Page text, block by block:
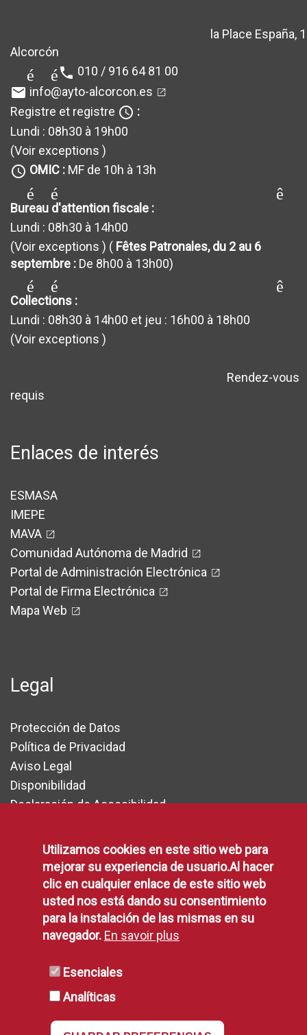
37
172
162
1803
1939
9
3
135
150
153
80
85
1001
1008
39
41
290
307
146
4
3
17
54
84
104
738
799
13
83
76
52
369
444
146
309
250
220
1
61
la Place España, 1
Alcorcón
téléphone 010 / 916 64 81 00
email info@ayto-alcorcon.es
Registre et registre query_builder :
Lundi : 08h30 à 19h00
(Voir exceptions )
query_builder OMIC : MF de 10h à 13h
générateur_de
Bureau d'attention fiscale :
Lundi : 08h30 à 14h00
(Voir exceptions ) ( Fêtes Patronales, du 2 au 6
septembre : De 8h00 à 13h00)
générateur_de
Collections :
Lundi : 08h30 à 14h00 et jeu : 16h00 à 18h00
(Voir exceptions )
Rendez-vous
requis
Enlaces de interés
ESMASA
IMEPE
MAVA
Comunidad Autónoma de Madrid
Portal de Administración Electrónica
Portal de Firma Electrónica
Mapa Web
Legal
Protección de Datos
Política de Privacidad
Aviso Legal
Disponibilidad
Declaración de Accesibilidad
Utilizamos cookies en este sitio web para
mejorar su experiencia de usuario.Al hacer
clic en cualquier enlace de este sitio web
usted nos está dando su consentimiento
para la instalación de las mismas en su
navegador. En savoir plus
Esenciales
Analíticas